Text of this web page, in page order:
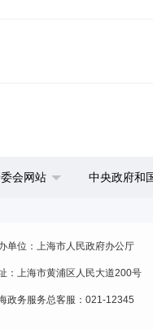
会网站 中央政府和
单位：上海市人民政府办公厅
：上海市黄浦区人民大道200号
政务服务总客服：021-12345